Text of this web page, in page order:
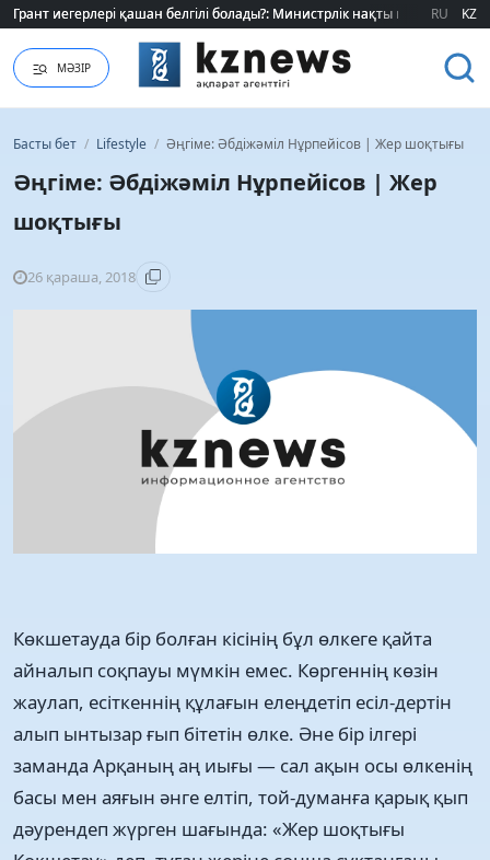
Өзіміздің өндіріс шикізат шынжырын үзе ала ма?
Өзіміздің өндіріс шикізат шынжырын үзе ала ма? RU KZ
МӘЗІР
Басты бет / Lifestyle / Әңгіме: Әбдіжәміл Нұрпейісов | Жер шоқтығы
Әңгіме: Әбдіжәміл Нұрпейісов | Жер
шоқтығы
26 қараша, 2018
Көкшетауда бір болған кісінің бұл өлкеге қайта
айналып соқпауы мүмкін емес. Көргеннің көзін
жаулап, есіткеннің құлағын елеңдетіп есіл-дертін
алып ынтызар ғып бітетін өлке. Әне бір ілгері
заманда Арқаның аң иығы — сал ақын осы өлкенің
басы мен аяғын әнге елтіп, той-думанға қарық қып
дәурендеп жүрген шағында: «Жер шоқтығы